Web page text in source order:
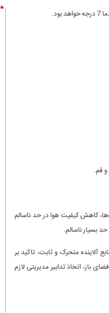
کاهش کیفیت هوا در حد ناسالم
بسیار ناسالم.
متحرک و ثابت، تاکید بر
باز، اتخاذ تدابیر مدیریتی لازم